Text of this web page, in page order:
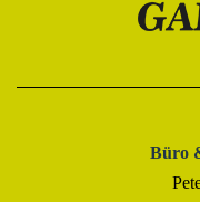
Büro